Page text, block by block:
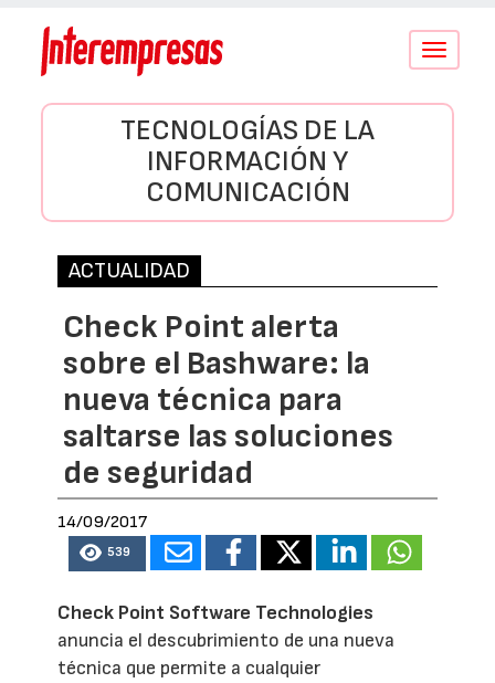
Conmutar
TECNOLOGÍAS DE LA
INFORMACIÓN Y
COMUNICACIÓN
ACTUALIDAD
Check Point alerta
sobre el Bashware: la
nueva técnica para
saltarse las soluciones
de seguridad
14/09/2017
539
Check Point Software Technologies
anuncia el descubrimiento de una nueva
técnica que permite a cualquier